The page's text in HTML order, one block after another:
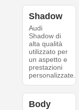
Shadow
Audi
Shadow di
alta qualità
utilizzato per
un aspetto e
prestazioni
personalizzate.
Body